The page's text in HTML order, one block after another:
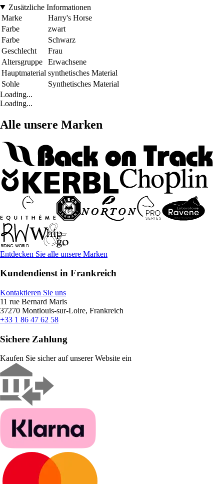
Zusätzliche Informationen
Marke
Harry's Horse
Farbe
zwart
Farbe
Schwarz
Geschlecht
Frau
Altersgruppe
Erwachsene
Hauptmaterial synthetisches Material
Sohle
Synthetisches Material
Loading...
Loading...
Alle unsere Marken
Entdecken Sie alle unsere Marken
Kundendienst in Frankreich
Kontaktieren Sie uns
11 rue Bernard Maris
37270 Montlouis-sur-Loire, Frankreich
+33 1 86 47 62 58
Sichere Zahlung
Kaufen Sie sicher auf unserer Website ein